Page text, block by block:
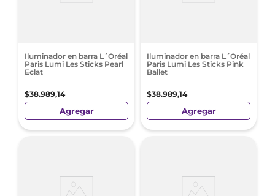
Iluminador en barra L´Oréal
Paris Lumi Les Sticks Pearl
Eclat
$38.989,14
Agregar
Iluminador en barra L´Oréal
Paris Lumi Les Sticks Pink
Ballet
$38.989,14
Agregar